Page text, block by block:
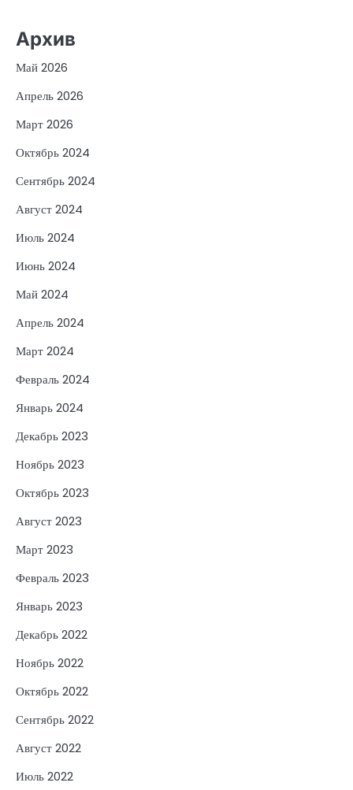
Архив
Май 2026
Апрель 2026
Март 2026
Октябрь 2024
Сентябрь 2024
Август 2024
Июль 2024
Июнь 2024
Май 2024
Апрель 2024
Март 2024
Февраль 2024
Январь 2024
Декабрь 2023
Ноябрь 2023
Октябрь 2023
Август 2023
Март 2023
Февраль 2023
Январь 2023
Декабрь 2022
Ноябрь 2022
Октябрь 2022
Сентябрь 2022
Август 2022
Июль 2022